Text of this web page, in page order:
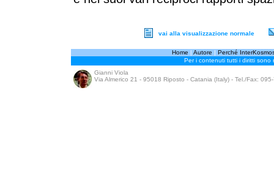
vai alla visualizzazione normale
Home | Autore | Perché
Per i contenuti tutti i diritti sono
Gianni Viola
Via Almerico 21 - 95018 Riposto - Catania (Italy) - Tel./Fax: